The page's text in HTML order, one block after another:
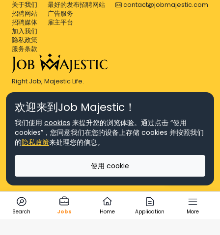
关于我们
招聘网站
招聘媒体
加入我们
隐私政策
服务条款
最好的发布招聘网站
广告服务
雇主平台
contact@jobmajestic.com
Right Job, Majestic Life.
© Copyright 2026 Agensi Pekerjaan JEV Management Sdn. Bhd.,
registered in Malaysia (Company No: 201701016948 (1231113-U), EA
(Company No: 201701037852 (1252023-X))
版权所有
Search Jobs Home Application More
欢迎来到Job Majestic！
我们使用 cookies 来提升您的浏览体验。通过点击 “使用
cookies”，您同意我们在您的设备上存储 cookies 并按照我们
的隐私政策来处理您的信息。
使用 cookie